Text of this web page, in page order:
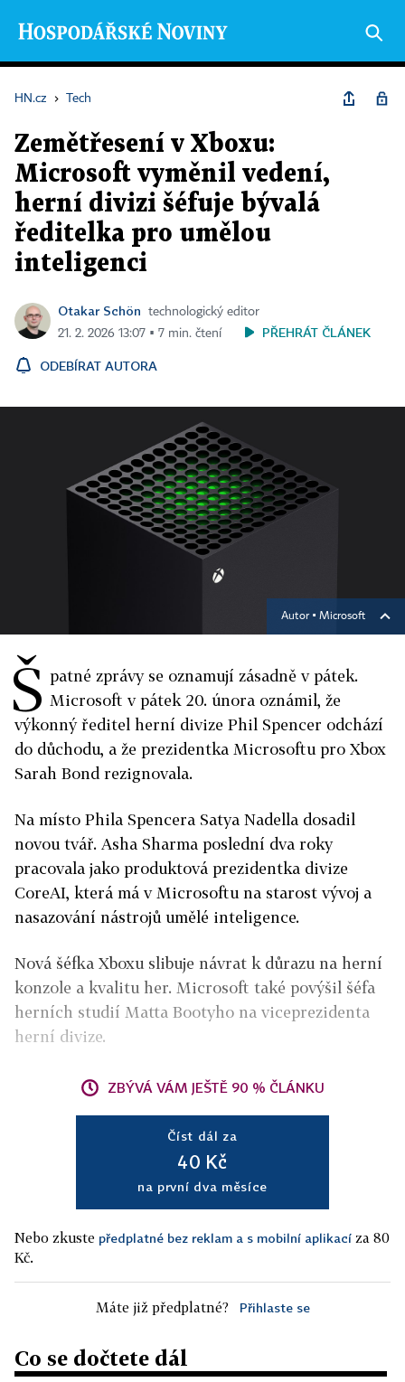
HN.cz › Tech
Zemětřesení v Xboxu:
Microsoft vyměnil vedení,
herní divizi šéfuje bývalá
ředitelka pro umělou
inteligenci
Otakar Schön
technologický editor
21. 2. 2026 13:07 ▪ 7 min. čtení
PŘEHRÁT ČLÁNEK
ODEBÍRAT AUTORA
Autor ▪ Microsoft
Š patné zprávy se oznamují zásadně v pátek.
Microsoft v pátek 20. února oznámil, že
výkonný ředitel herní divize Phil Spencer odchází
do důchodu, a že prezidentka Microsoftu pro Xbox
Sarah Bond rezignovala.
Na místo Phila Spencera Satya Nadella dosadil
novou tvář. Asha Sharma poslední dva roky
pracovala jako produktová prezidentka divize
CoreAI, která má v Microsoftu na starost vývoj a
nasazování nástrojů umělé inteligence.
Nová šéfka Xboxu slibuje návrat k důrazu na herní
konzole a kvalitu her. Microsoft také povýšil šéfa
herních studií Matta Bootyho na viceprezidenta
herní divize.
ZBÝVÁ VÁM JEŠTĚ 90 % ČLÁNKU
Číst dál za
40 Kč
na první dva měsíce
Nebo zkuste předplatné bez reklam a s mobilní aplikací za 80
Kč.
Máte již předplatné? Přihlaste se
Co se dočtete dál